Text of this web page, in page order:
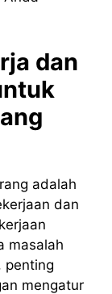
dan
adalah
dan
masalah
penting
mengatur